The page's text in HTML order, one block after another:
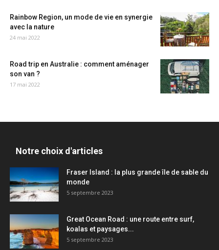
Rainbow Region, un mode de vie en synergie
avec la nature
24 mai 2022
Road trip en Australie : comment aménager
son van ?
17 mai 2022
Notre choix d'articles
Fraser Island : la plus grande île de sable du
monde
5 septembre 2023
Great Ocean Road : une route entre surf,
koalas et paysages...
5 septembre 2023